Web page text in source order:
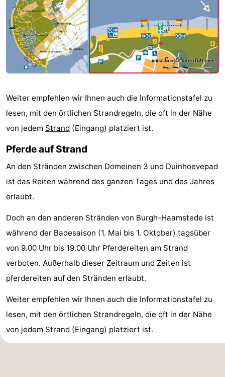
Kust
Hof
Hotels
Zimmer
Lastminutes
Sehen
&
tun
-
Museen
-
Denkmäler
-
Mühlen
-
Aussichtspunkte
Attraktionen
-
Rundfahrten
-
Spielplätze
-
Indoor-
Spielplätze
Bowling
-
Weiter empfehlen wir Ihnen auch die Informationstafel zu
lesen, mit den örtlichen Strandregeln, die oft in der Nähe
von jedem Strand (Eingang) platziert ist.
Pferde auf Strand
An den Stränden zwischen Domeinen 3 und Duinhoevepad
ist das Reiten während des ganzen Tages und des Jahres
erlaubt.
Doch an den anderen Stränden von Burgh-Haamstede ist
während der Badesaison (1. Mai bis 1. Oktober) tagsüber
von 9.00 Uhr bis 19.00 Uhr Pferdereiten am Strand
verboten. Außerhalb dieser Zeitraum und Zeiten ist
pferdereiten auf den Stränden erlaubt.
Weiter empfehlen wir Ihnen auch die Informationstafel zu
lesen, mit den örtlichen Strandregeln, die oft in der Nähe
von jedem Strand (Eingang) platziert ist.